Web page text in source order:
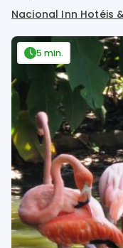
Nacional Inn Hotéis
5 min.